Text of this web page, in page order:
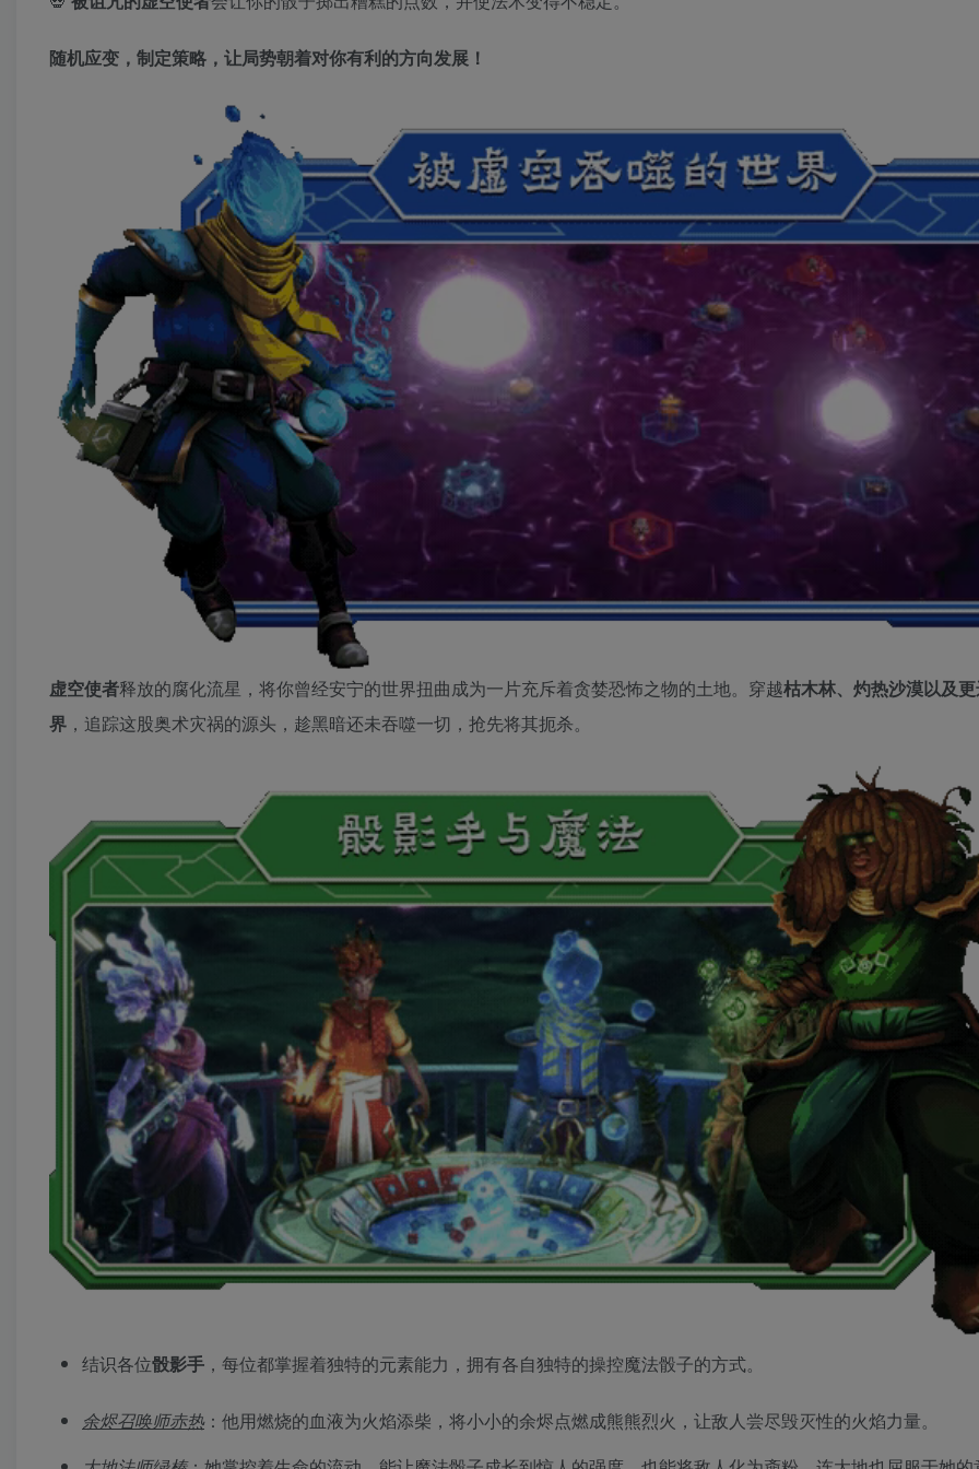
随机应变，制定策略，让局势朝着对你有利的方向发展！
虚空使者释放的腐化流星，将你曾经安宁的世界扭曲成为一片充斥着贪婪恐怖之物的土地。穿越枯木林、灼热沙漠以及
界 ，追踪这股奥术灾祸的源头，趁黑暗还未吞噬一切，抢先将其扼杀。
结识各位骰影手 ，每位都掌握着独特的元素能力，拥有各自独特的操控魔法骰子的方式。
余烬召唤师赤热：他用燃烧的血液为火焰添柴，将小小的余烬点燃成熊熊烈火，让敌人尝尽毁灭性的火焰力量。